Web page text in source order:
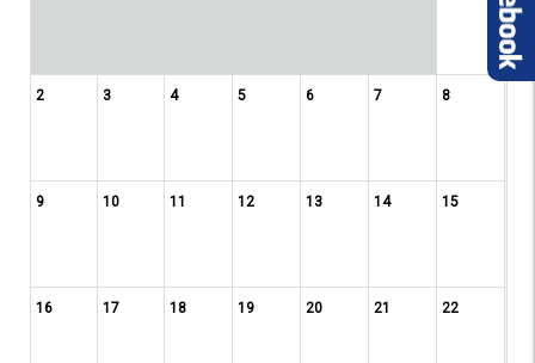
2 3 4 5 6 7 8
9 10 11 12 13 14 15
16 17 18 19 20 21 22